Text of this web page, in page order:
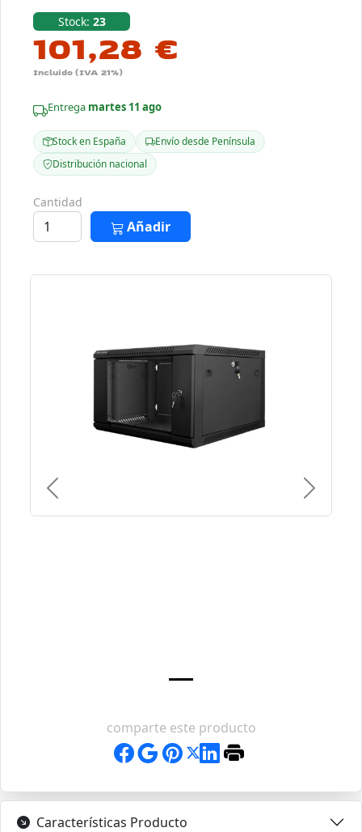
Stock: 23
101,28 €
Incluido (IVA 21%)
Entrega martes 11 ago
Stock en España
Envío desde Península
Distribución nacional
Cantidad
Añadir
Previous Next
comparte este producto
Características Producto